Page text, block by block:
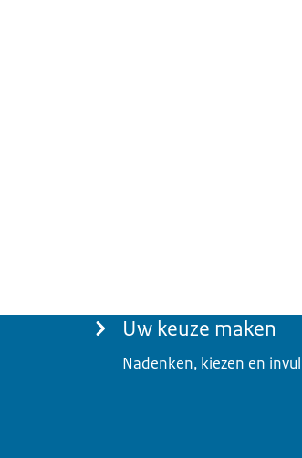
Uw keuze maken
Nadenken, kiezen en